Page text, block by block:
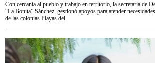
Con cercanía al pueblo y trabajo en territorio, la secretaria de
“La Bonita” Sánchez, gestionó apoyos para atender
de las colonias Playas del